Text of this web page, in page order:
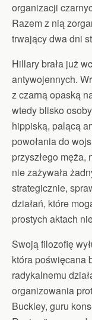
organizacji
Razem z nią
trwający dwa dni
Hillary brała już
antywojennych.
z czarną opaską
wtedy blisko
hippiską, palącą
powołania do
przyszłego męża,
nie zażywała
strategicznie,
działań, które
prostych aktach
Swoją filozofię
która poświęcana
radykalnemu
organizowania
Buckley, guru